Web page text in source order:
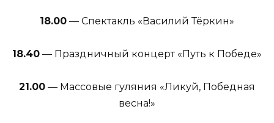
18.00 — Спектакль «Василий Тёркин»
18.40 — Праздничный концерт «Путь к Победе»
21.00 — Массовые гуляния «Ликуй, Победная
весна!»